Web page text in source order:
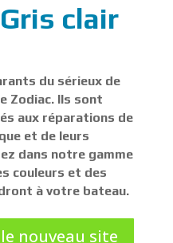
clair
du sérieux de
Zodiac. Ils sont
aux réparations de
et de leurs
dans notre gamme
couleurs et des
à votre bateau.
nouveau site